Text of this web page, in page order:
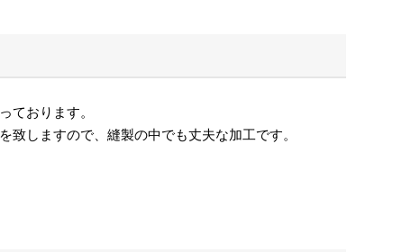
ております。
致しますので、縫製の中でも丈夫な加工です。